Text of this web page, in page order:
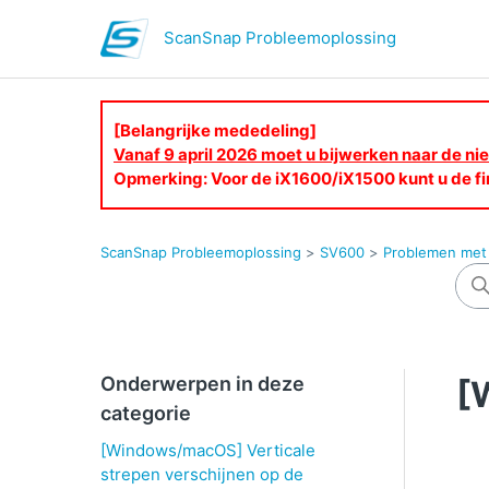
ScanSnap Probleemoplossing
[Belangrijke mededeling]
Vanaf 9 april 2026 moet u bijwerken naar de
Opmerking: Voor de iX1600/iX1500 kunt u de
ScanSnap Probleemoplossing SV600 Problemen
Onderwerpen in deze
categorie
[Windows/macOS] Verticale
strepen verschijnen op de